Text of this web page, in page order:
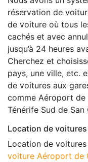
réservation de
de voiture où tous
cachés et avec
jusqu’à 24 heures
Cherchez et
pays, une ville, etc.
de voitures aux
comme Aéroport
Ténérife Sud de
Location de
Location de
voiture Aéroport de